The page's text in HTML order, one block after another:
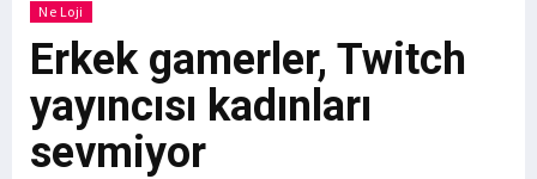
Ne Loji
Erkek gamerler, Twitch
yayıncısı kadınları
sevmiyor